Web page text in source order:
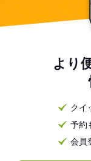
より
クイ
予約
会員